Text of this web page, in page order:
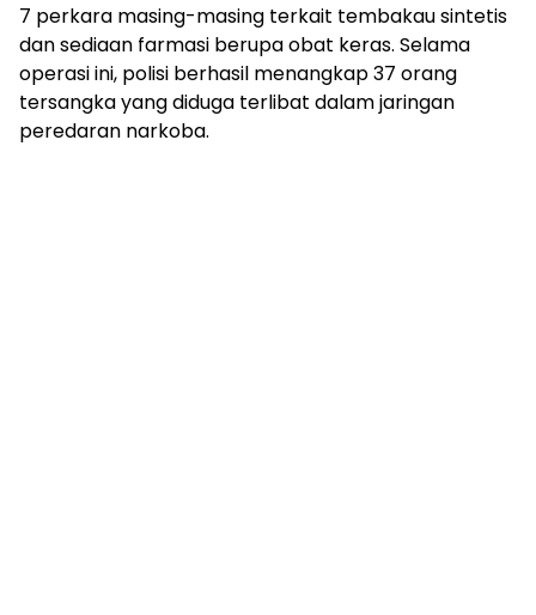
7 perkara masing-masing terkait tembakau sintetis
dan sediaan farmasi berupa obat keras. Selama
operasi ini, polisi berhasil menangkap 37 orang
tersangka yang diduga terlibat dalam jaringan
peredaran narkoba.